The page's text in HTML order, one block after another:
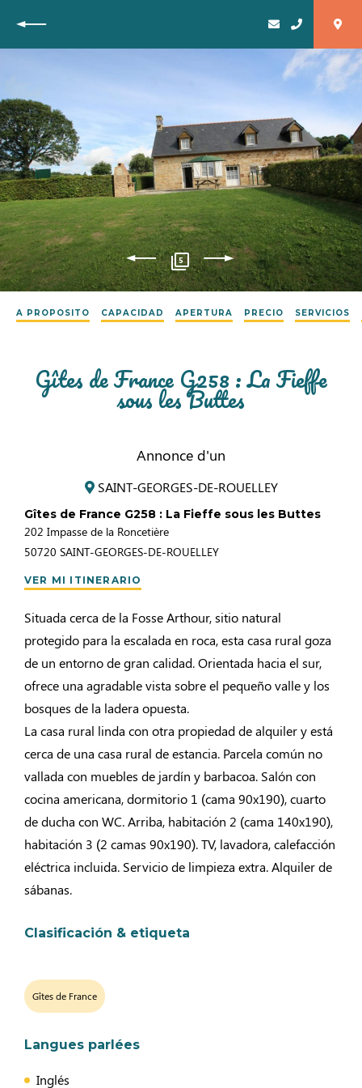
Vuelta
5
A PROPOSITO CAPACIDAD APERTURA PRECIO SERVICIOS
Gîtes de France G258 : La Fieffe
sous les Buttes
Annonce d'un
SAINT-GEORGES-DE-ROUELLEY
Gîtes de France G258 : La Fieffe sous les Buttes
202 Impasse de la Roncetière
50720 SAINT-GEORGES-DE-ROUELLEY
VER MI ITINERARIO
Situada cerca de la Fosse Arthour, sitio natural
protegido para la escalada en roca, esta casa rural goza
de un entorno de gran calidad. Orientada hacia el sur,
ofrece una agradable vista sobre el pequeño valle y los
bosques de la ladera opuesta.
La casa rural linda con otra propiedad de alquiler y está
cerca de una casa rural de estancia. Parcela común no
vallada con muebles de jardín y barbacoa. Salón con
cocina americana, dormitorio 1 (cama 90x190), cuarto
de ducha con WC. Arriba, habitación 2 (cama 140x190),
habitación 3 (2 camas 90x190). TV, lavadora, calefacción
eléctrica incluida. Servicio de limpieza extra. Alquiler de
sábanas.
Clasificación & etiqueta
Gîtes de France
Langues parlées
Inglés